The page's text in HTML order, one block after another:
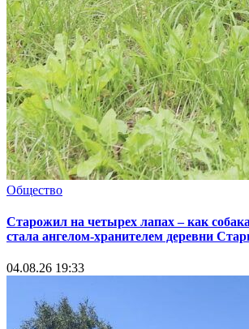
Общество
Старожил на четырех лапах – как
стала ангелом-хранителем деревни
04.08.26 19:33